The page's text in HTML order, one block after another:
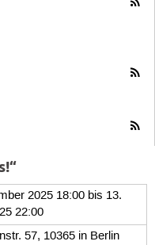
2025 18:00 bis 13.
22:00
57, 10365 in Berlin